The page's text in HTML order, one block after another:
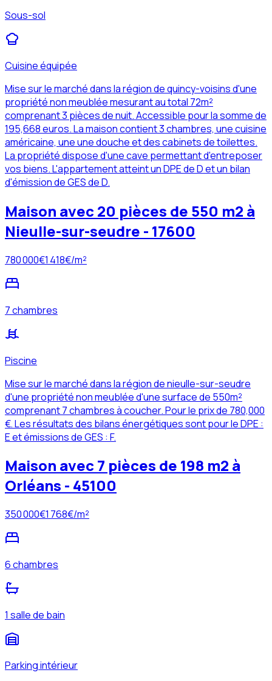
Sous-sol
Cuisine équipée
Mise sur le marché dans la région de quincy-voisins d'une
propriété non meublée mesurant au total 72m²
comprenant 3 pièces de nuit. Accessible pour la somme de
195,668 euros. La maison contient 3 chambres, une cuisine
américaine, une une douche et des cabinets de toilettes.
La propriété dispose d'une cave permettant d'entreposer
vos biens. L'appartement atteint un DPE de D et un bilan
d'émission de GES de D.
Maison avec 20 pièces de 550 m2 à
Nieulle-sur-seudre - 17600
780 000€1 418€/m²
7 chambres
Piscine
Mise sur le marché dans la région de nieulle-sur-seudre
d'une propriété non meublée d'une surface de 550m²
comprenant 7 chambres à coucher. Pour le prix de 780,000
€. Les résultats des bilans énergétiques sont pour le DPE :
E et émissions de GES : F.
Maison avec 7 pièces de 198 m2 à
Orléans - 45100
350 000€1 768€/m²
6 chambres
1 salle de bain
Parking intérieur